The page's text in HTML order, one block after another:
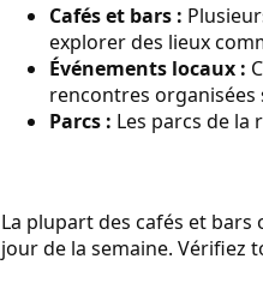
Cafés et bars :
explorer des lieux
Événements locaux :
rencontres
Parcs : Les parcs de
La plupart des cafés et
jour de la semaine. Vérifiez